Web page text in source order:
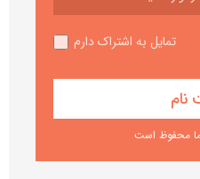
تمایل به اشتراک دارم
ما محفوظ است